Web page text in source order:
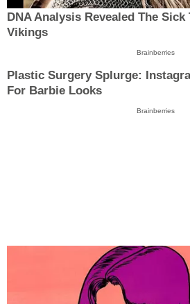
DNA Analysis Revealed The
Vikings
Brainberries
Plastic Surgery Splurge:
For Barbie Looks
Brainberries